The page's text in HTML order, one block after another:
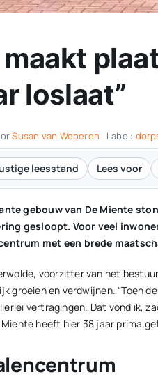
loslaat”
Susan van Weperen Label:
leesstand Lees voor
gebouw van De Miente
gesloopt. Voor veel
met een brede
voorzitter van het
groeien en verdwijnen. “Toen
vertragingen. Dat vond ik,
heeft hier 38 jaar prima